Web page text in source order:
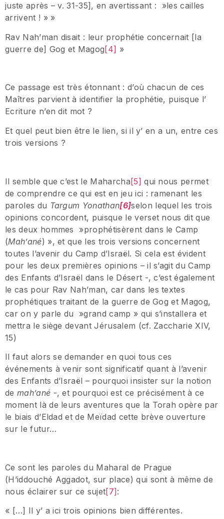
juste après – v. 31-35], en avertissant : »les cailles
arrivent ! » »
Rav Nah’man disait : leur prophétie concernait [la
guerre de] Gog et Magog[4] »
Ce passage est très étonnant : d’où chacun de ces
Maîtres parvient à identifier la prophétie, puisque l’
Ecriture n’en dit mot ?
Et quel peut bien être le lien, si il y’ en a un, entre ces
trois versions ?
Il semble que c’est le Maharcha[5] qui nous permet
de comprendre ce qui est en jeu ici : ramenant les
paroles du Targum Yonathan[6]selon lequel les trois
opinions concordent, puisque le verset nous dit que
les deux hommes »prophétisèrent dans le Camp
(Mah’ané) », et que les trois versions concernent
toutes l’avenir du Camp d’Israël. Si cela est évident
pour les deux premières opinions – il s’agit du Camp
des Enfants d’Israël dans le Désert -, c’est également
le cas pour Rav Nah’man, car dans les textes
prophétiques traitant de la guerre de Gog et Magog,
car on y parle du »grand camp » qui s’installera et
mettra le siège devant Jérusalem (cf. Zaccharie XIV,
15)
Il faut alors se demander en quoi tous ces
événements à venir sont significatif quant à l’avenir
des Enfants d’Israël – pourquoi insister sur la notion
de mah’ané -, et pourquoi est ce précisément à ce
moment là de leurs aventures que la Torah opère par
le biais d’Eldad et de Meïdad cette brève ouverture
sur le futur…
Ce sont les paroles du Maharal de Prague
(H’iddouché Aggadot, sur place) qui sont à même de
nous éclairer sur ce sujet[7]:
« […] Il y’ a ici trois opinions bien différentes.